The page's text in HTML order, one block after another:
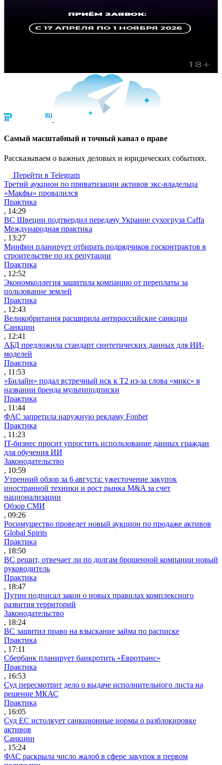
Cамый масштабный и точный канал о праве
Рассказываем о важных деловых и юридических событиях.
Перейти в Telegram
Третий аукцион по приватизации активов экс-владельца
«Макфы» провалился
Практика
, 14:29
ВС Швеции подтвердил передачу Украине сухогруза Caffa
Международная практика
, 13:27
Минфин планирует отбирать подрядчиков госконтрактов в
строительстве по их репутации
Практика
, 12:52
Экономколлегия защитила компанию от переплаты за
пользование землей
Практика
, 12:43
Великобритания расширила антироссийские санкции
Санкции
, 12:41
АБД предложила стандарт синтетических данных для ИИ-
моделей
Практика
, 11:53
«Билайн» подал встречный иск к Т2 из-за слова «микс» в
названии бренда мультиподписки
Практика
, 11:44
ФАС запретила наружную рекламу Fonbet
Практика
, 11:23
IT-бизнес просит упростить использование данных граждан
для обучения ИИ
Законодательство
, 10:59
Утренний обзор за 6 августа: ужесточение закупок
иностранной техники и рост рынка M&A за счет
национализации
Обзор СМИ
, 09:26
Росимущество проведет новый аукцион по продаже активов
Global Spirits
Практика
, 18:50
ВС решит, отвечает ли по долгам брошенной компании новый
руководитель
Практика
, 18:47
Путин подписал закон о новых правилах комплексного
развития территорий
Законодательство
, 18:24
ВС защитил право на взыскание займа по расписке
Практика
, 17:11
Сбербанк планирует банкротить «Евротранс»
Практика
, 16:53
Суд пересмотрит дело о выдаче исполнительного листа на
решение МКАС
Практика
, 16:05
Суд ЕС истолкует санкционные нормы о разблокировке
активов
Санкции
, 15:24
ФАС раскрыла число жалоб в сфере закупок в первом